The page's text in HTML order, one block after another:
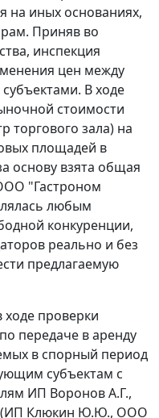
на иных основаниях,
Приняв во
инспекция
цен между
В ходе
стоимости
торгового зала) на
площадей в
основу взята общая
"Гастроном
любым
конкуренции,
реально и без
предлагаемую
ходе проверки
передаче в аренду
в спорный период
субъектам с
ИП Воронов А.Г.,
(ИП Клюкин Ю.Ю., ООО